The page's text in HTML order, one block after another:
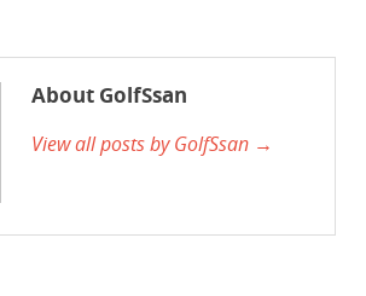
About GolfSsan
View all posts by GolfSsan →